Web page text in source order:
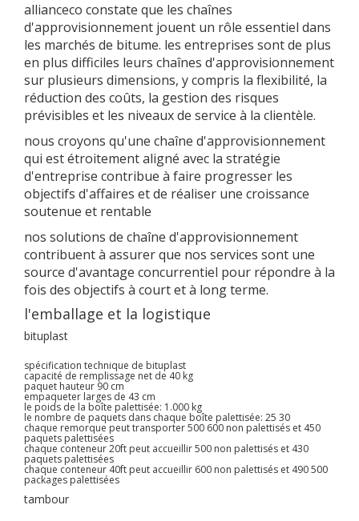
allianceco constate que les chaînes
d'approvisionnement jouent un rôle essentiel dans
les marchés de bitume. les entreprises sont de plus
en plus difficiles leurs chaînes d'approvisionnement
sur plusieurs dimensions, y compris la flexibilité, la
réduction des coûts, la gestion des risques
prévisibles et les niveaux de service à la clientèle.
nous croyons qu'une chaîne d'approvisionnement
qui est étroitement aligné avec la stratégie
d'entreprise contribue à faire progresser les
objectifs d'affaires et de réaliser une croissance
soutenue et rentable
nos solutions de chaîne d'approvisionnement
contribuent à assurer que nos services sont une
source d'avantage concurrentiel pour répondre à la
fois des objectifs à court et à long terme.
l'emballage et la logistique
bituplast
spécification technique de bituplast
capacité de remplissage net de 40 kg
paquet hauteur 90 cm
empaqueter larges de 43 cm
le poids de la boîte palettisée: 1.000 kg
le nombre de paquets dans chaque boîte palettisée: 25 30
chaque remorque peut transporter 500 600 non palettisés et 450
paquets palettisées
chaque conteneur 20ft peut accueillir 500 non palettisés et 430
paquets palettisées
chaque conteneur 40ft peut accueillir 600 non palettisés et 490 500
packages palettisées
tambour